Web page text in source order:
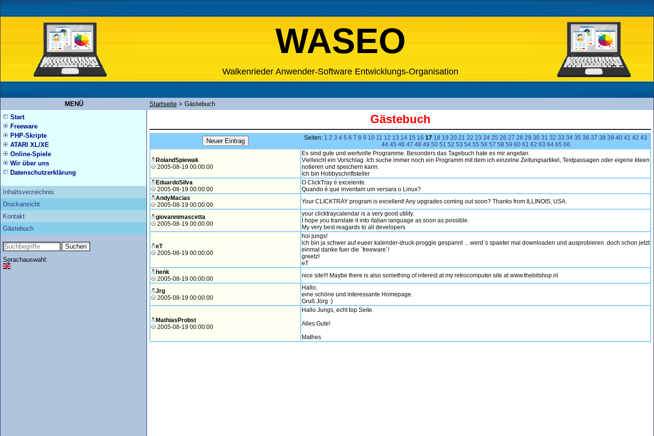
WASEO
Walkenrieder Anwender-Software Entwicklungs-Organisation
MENÜ Startseite > Gästebuch
Start
Freeware
PHP-Skripte
ATARI XL/XE
Online-Spiele
Wir über uns
Datenschutzerklärung
Inhaltsverzeichnis
Druckansicht
Kontakt
Gästebuch
Sprachauswahl:
Gästebuch
Seiten: 1 2 3 4 5 6 7 8 9 10 11 12 13 14 15 16 17 18 19 20 21 22 23 24 25 26 27 28 29 30 31 32 33 34 35 36 37 38 39 40 41 42 43
44 45 46 47 48 49 50 51 52 53 54 55 56 57 58 59 60 61 62 63 64 65 66
RolandSpiewak
2005-08-19 00:00:00
Es sind gute und wertvolle Programme. Besonders das Tagebuch hate es mir angetan.
Vielleicht ein Vorschlag. Ich suche immer noch ein Programm mit dem ich einzelne Zeitungsartikel, Textpassagen oder eigene Ideen
notieren und speichern kann.
Ich bin Hobbyschriftsteller
EduardoSilva
2005-08-19 00:00:00
O ClickTray é excelente.
Quando é que inventam um versara o Linux?
AndyMacias
2005-08-19 00:00:00
Your CLICKTRAY program is excellent! Any upgrades coming out soon? Thanks from ILLINOIS, USA.
giovannimascetta
2005-08-19 00:00:00
your clicktraycalendar is a very good utility.
I hope you translate it into italian language as soon as possible.
My very best reagards to all developers
eT
2005-08-19 00:00:00
hoi jungs!
ich bin ja schwer auf eueer kalender-druck-proggie gespannt ... werd´s spaeter mal downloaden und ausprobieren. doch schon jetzt
einmal danke fuer die ´freeware´!
greetz!
eT
henk
2005-08-19 00:00:00
nice site!!! Maybe there is also something of interest at my retrocomputer site at www.thebitshop.nl
Jrg
2005-08-19 00:00:00
Hallo,
eine schöne und interessante Homepage.
Gruß Jörg :)
MathiasProbst
2005-08-19 00:00:00
Hallo Jungs, echt top Seite.
Alles Gute!
Mathes